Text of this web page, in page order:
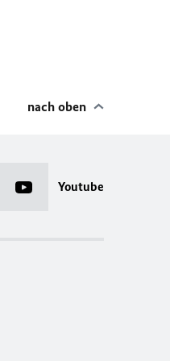
nach oben
Youtube